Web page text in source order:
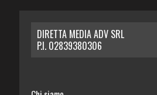
DIRETTA MEDIA ADV SRL
P.I. 02839380306